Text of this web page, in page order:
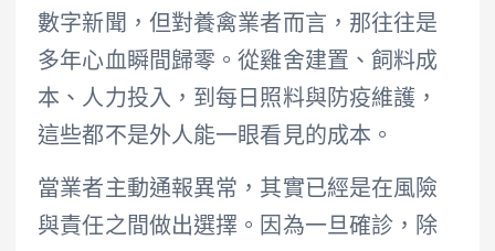
數字新聞，但對養禽業者而言，那往往是
多年心血瞬間歸零。從雞舍建置、飼料成
本、人力投入，到每日照料與防疫維護，
這些都不是外人能一眼看見的成本。
當業者主動通報異常，其實已經是在風險
與責任之間做出選擇。因為一旦確診，除